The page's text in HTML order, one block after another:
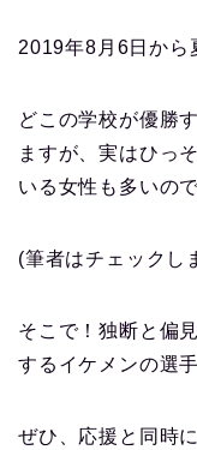
2019年8月6日から
どこの学校が優勝
ますが、実はひっ
いる女性も多いの
(筆者はチェックし
そこで！独断と偏
するイケメンの選
ぜひ、応援と同時